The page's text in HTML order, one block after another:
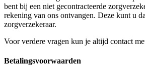
bent bij een niet gecontracteerde
rekening van ons ontvangen. Deze kunt u
zorgverzekeraar.
Voor verdere vragen kun je altijd contact
Betalingsvoorwaarden